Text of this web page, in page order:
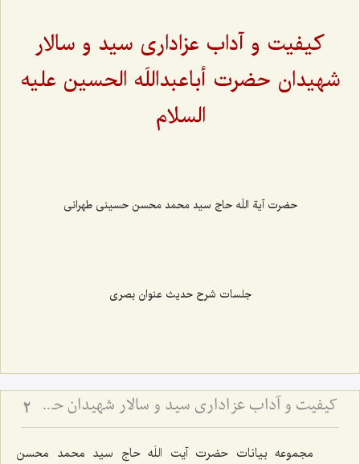
کیفیت و آداب عزاداری سید و سالار
شهیدان حضرت أباعبداللَه الحسین علیه
السلام
حضرت آیة اللَه حاج سید محمد محسن حسینی طهرانی
جلسات شرح حدیث عنوان بصری
کیفیت و آداب عزاداری سید و سالار شهیدان حضرت أباعبداللَه الحسین علیه السلام 2
مجموعه بیانات حضرت آیت اللَه حاج سید محمد محسن